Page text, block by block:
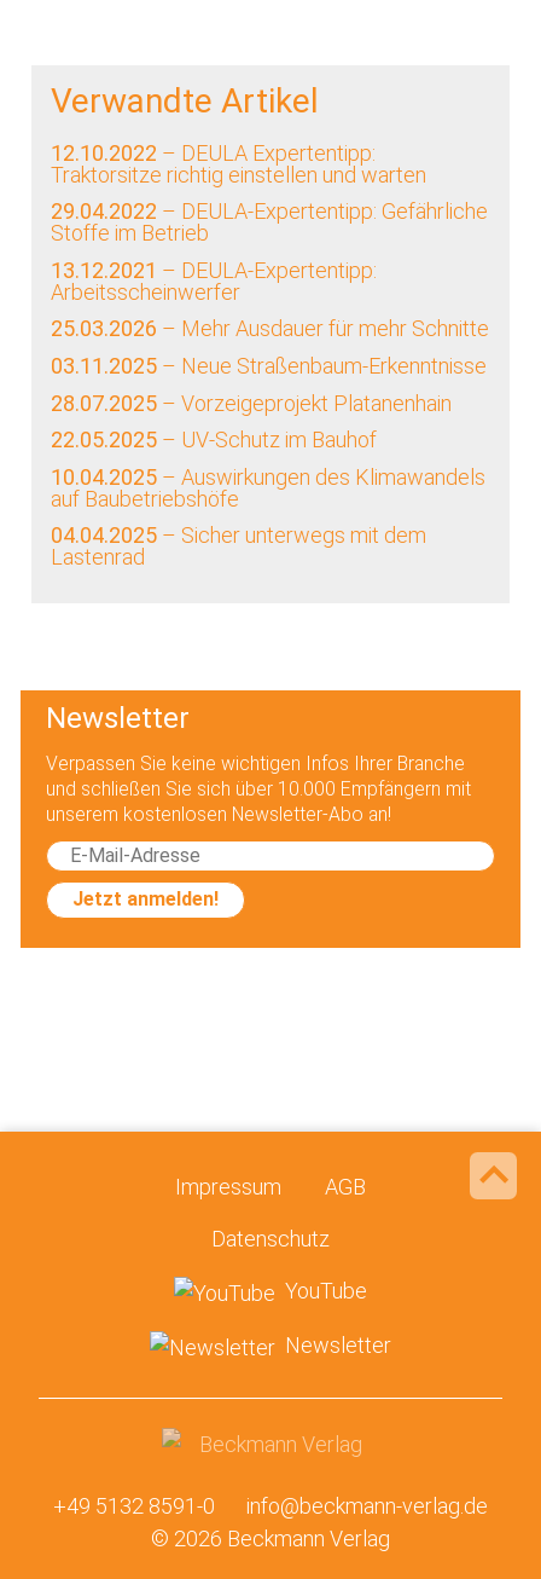
Verwandte Artikel
12.10.2022 – DEULA Expertentipp:
Traktorsitze richtig einstellen und warten
29.04.2022 – DEULA-Expertentipp: Gefährliche
Stoffe im Betrieb
13.12.2021 – DEULA-Expertentipp:
Arbeitsscheinwerfer
25.03.2026 – Mehr Ausdauer für mehr Schnitte
03.11.2025 – Neue Straßenbaum-Erkenntnisse
28.07.2025 – Vorzeigeprojekt Platanenhain
22.05.2025 – UV-Schutz im Bauhof
10.04.2025 – Auswirkungen des Klimawandels
auf Baubetriebshöfe
04.04.2025 – Sicher unterwegs mit dem
Lastenrad
Newsletter
Verpassen Sie keine wichtigen Infos Ihrer Branche
und schließen Sie sich über 10.000 Empfängern mit
unserem kostenlosen Newsletter-Abo an!
Jetzt anmelden!
Impressum AGB
Datenschutz
YouTube
Newsletter
+49 5132 8591-0
info@beckmann-verlag.de
© 2026 Beckmann Verlag